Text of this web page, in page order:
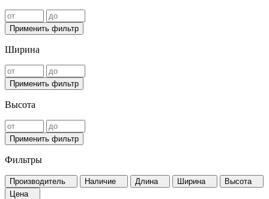
Применить фильтр
Ширина
Применить фильтр
Высота
Применить фильтр
Фильтры
Производитель Наличие Длина Ширина
Высота
Цена